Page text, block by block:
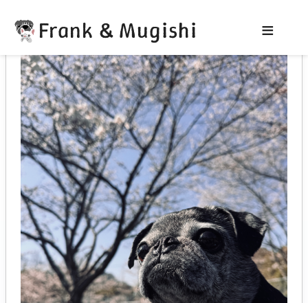
Frank & Mugishi ≡